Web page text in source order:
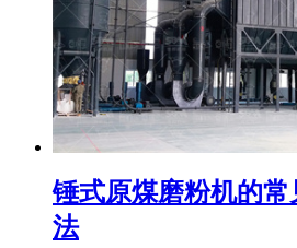
锤式原煤磨粉机的
法